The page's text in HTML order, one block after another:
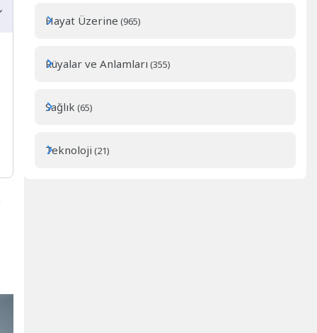
Hayat Üzerine (965)
Rüyalar ve Anlamları (355)
Sağlık (65)
Teknoloji (21)